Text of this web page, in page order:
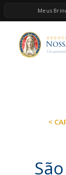
Meus
HOME
A
BRINDES<